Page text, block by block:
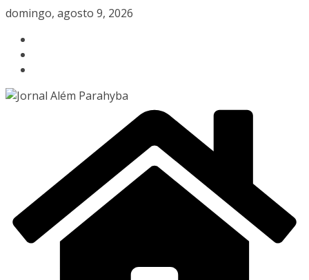
Pular
conteúdo
domingo, agosto 9, 2026